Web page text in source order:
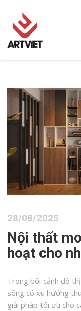
28/08/2025
Nội thất
hoạt cho
Trong bối cảnh đô
sống có xu hướng
giải pháp tối ưu cho